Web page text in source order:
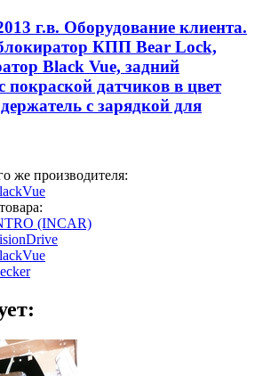
г.в. Оборудование клиента.
КПП Bear Lock,
Black Vue, задний
покраской датчиков в цвет
с зарядкой для
же производителя:
(INCAR)